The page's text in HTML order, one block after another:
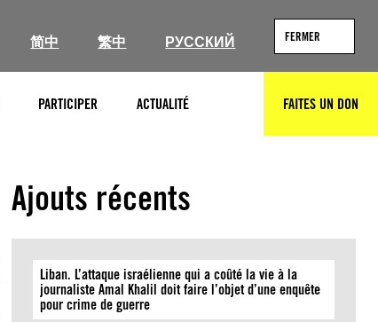
简中 繁中 РУССКИЙ FERMER
PARTICIPER ACTUALITÉ RECHERCHERFAITES UN DON
Ajouts récents
Liban. L’attaque israélienne qui a coûté la vie à la
journaliste Amal Khalil doit faire l’objet d’une enquête
pour crime de guerre